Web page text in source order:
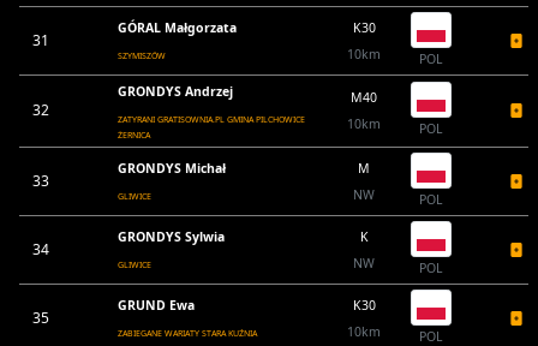
31
GÓRAL Małgorzata
SZYMISZÓW
K30
10km
POL
32
GRONDYS Andrzej
ZATYRANI GRATISOWNIA.PL GMINA PILCHOWICE
ŻERNICA
M40
10km
POL
33
GRONDYS Michał
GLIWICE
M
NW
POL
34
GRONDYS Sylwia
GLIWICE
K
NW
POL
35
GRUND Ewa
ZABIEGANE WARIATY STARA KUŹNIA
K30
10km
POL